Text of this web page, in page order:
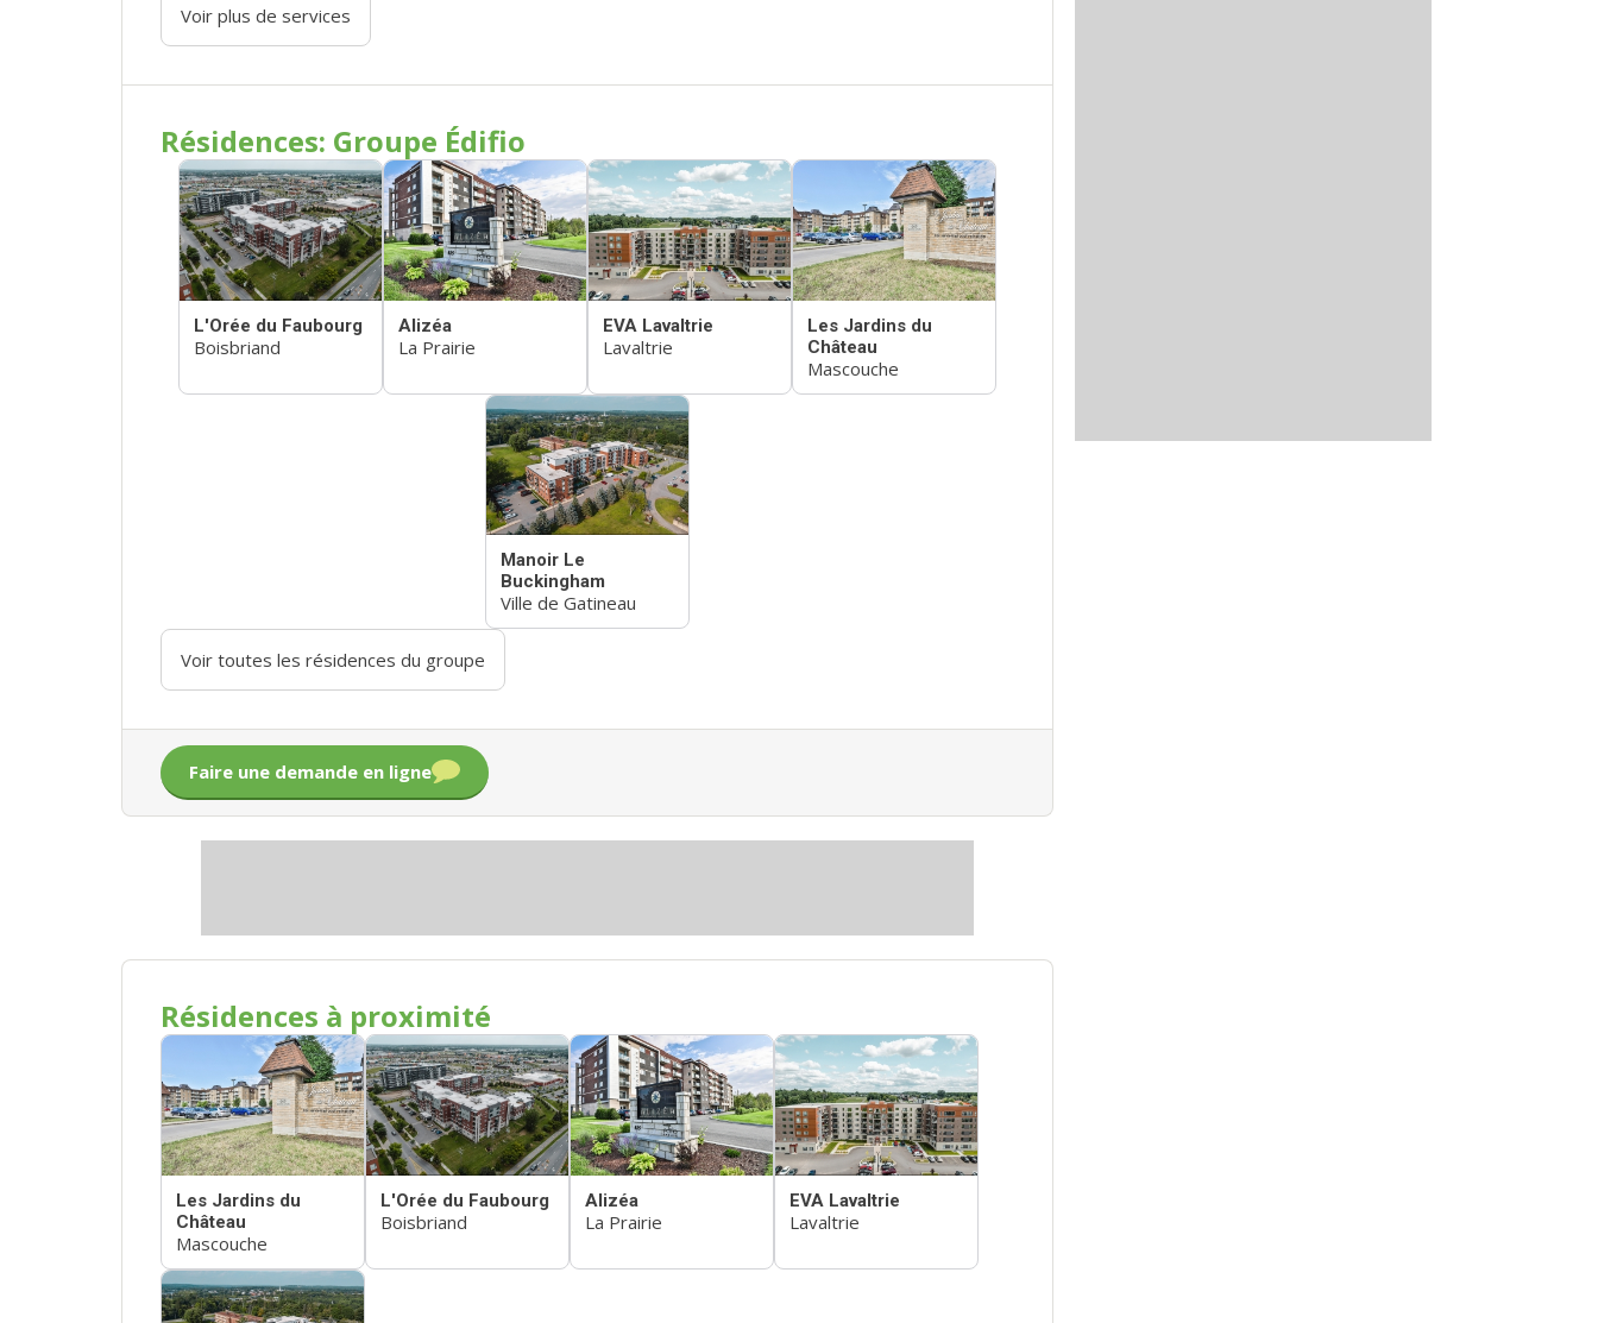
Voir plus de services
Résidences: Groupe Édifio
L'Orée du Faubourg
Boisbriand
Alizéa
La Prairie
EVA Lavaltrie
Lavaltrie
Les Jardins du
Château
Mascouche
Manoir Le
Buckingham
Ville de Gatineau
Voir toutes les résidences du groupe
Faire une demande en ligne
Résidences à proximité
Les Jardins du
Château
Mascouche
L'Orée du Faubourg
Boisbriand
Alizéa
La Prairie
EVA Lavaltrie
Lavaltrie